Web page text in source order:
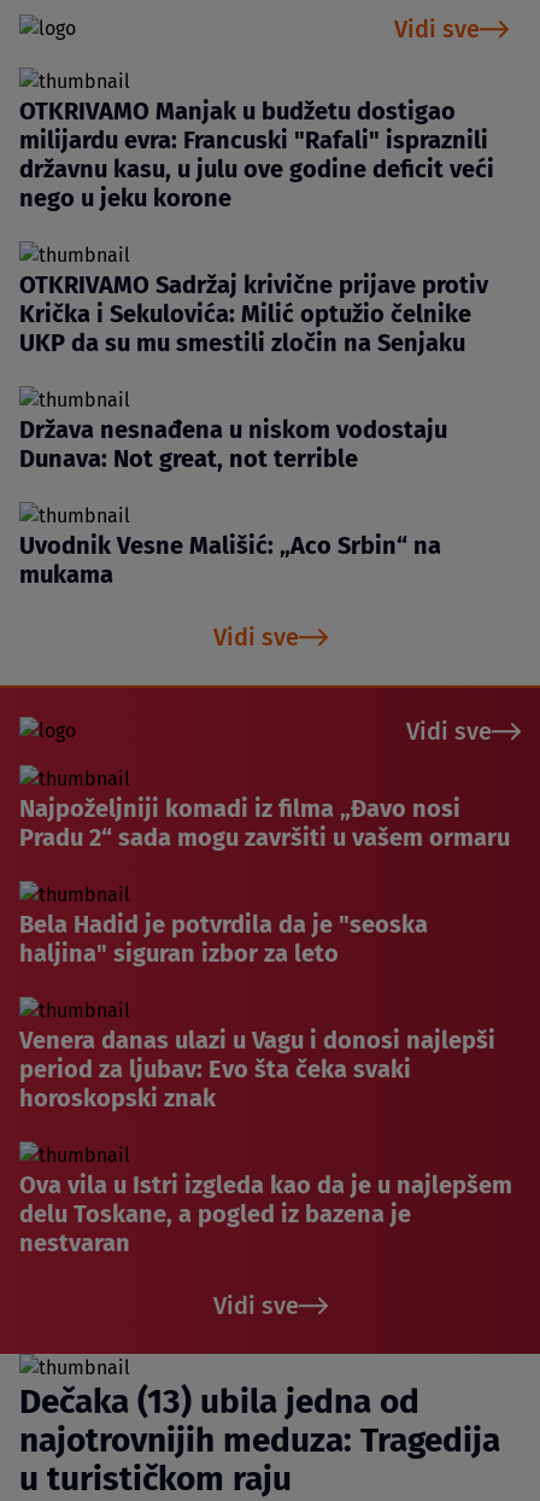
Vidi sve
OTKRIVAMO Manjak u budžetu dostigao
milijardu evra: Francuski "Rafali" ispraznili
državnu kasu, u julu ove godine deficit veći
nego u jeku korone
OTKRIVAMO Sadržaj krivične prijave protiv
Krička i Sekulovića: Milić optužio čelnike
UKP da su mu smestili zločin na Senjaku
Država nesnađena u niskom vodostaju
Dunava: Not great, not terrible
Uvodnik Vesne Mališić: „Aco Srbin“ na
mukama
Vidi sve
Vidi sve
Najpoželjniji komadi iz filma „Đavo nosi
Pradu 2“ sada mogu završiti u vašem ormaru
Bela Hadid je potvrdila da je "seoska
haljina" siguran izbor za leto
Venera danas ulazi u Vagu i donosi najlepši
period za ljubav: Evo šta čeka svaki
horoskopski znak
Ova vila u Istri izgleda kao da je u najlepšem
delu Toskane, a pogled iz bazena je
nestvaran
Vidi sve
Dečaka (13) ubila jedna od
najotrovnijih meduza: Tragedija
u turističkom raju